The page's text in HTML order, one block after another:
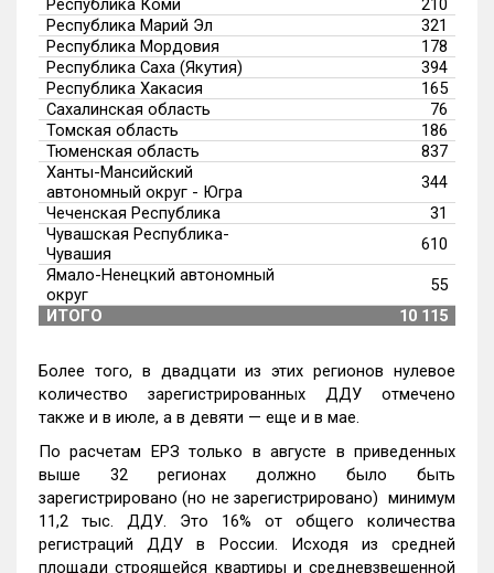
Республика Коми
210
Республика Марий Эл
321
Республика Мордовия
178
Республика Саха (Якутия)
394
Республика Хакасия
165
Сахалинская область
76
Томская область
186
Тюменская область
837
Ханты-Мансийский
автономный округ - Югра
344
Чеченская Республика
31
Чувашская Республика-
Чувашия
610
Ямало-Ненецкий автономный
округ
55
ИТОГО
10 115
Более того, в двадцати из этих регионов нулевое
количество зарегистрированных ДДУ отмечено
также и в июле, а в девяти — еще и в мае.
По расчетам ЕРЗ только в августе в приведенных
выше 32 регионах должно было быть
зарегистрировано (но не зарегистрировано) минимум
11,2 тыс. ДДУ. Это 16% от общего количества
регистраций ДДУ в России. Исходя из средней
площади строящейся квартиры и средневзвешенной